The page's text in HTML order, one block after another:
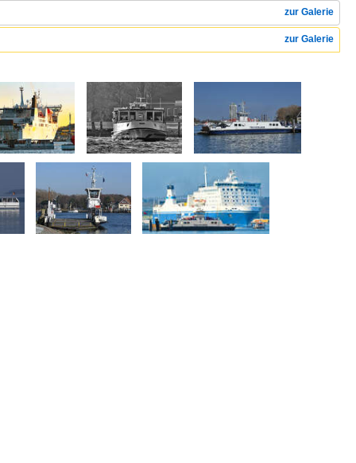
zur Galerie
zur Galerie